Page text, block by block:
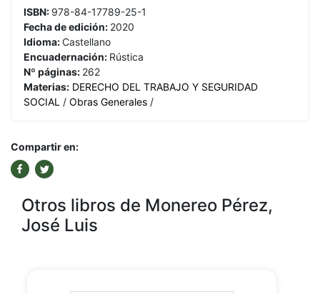
ISBN: 978-84-17789-25-1
Fecha de edición: 2020
Idioma:Castellano
Encuadernación: Rústica
Nº páginas: 262
Materias: DERECHO DEL TRABAJO Y SEGURIDAD
SOCIAL / Obras Generales /
Compartir en:
Otros libros de Monereo Pérez,
José Luis